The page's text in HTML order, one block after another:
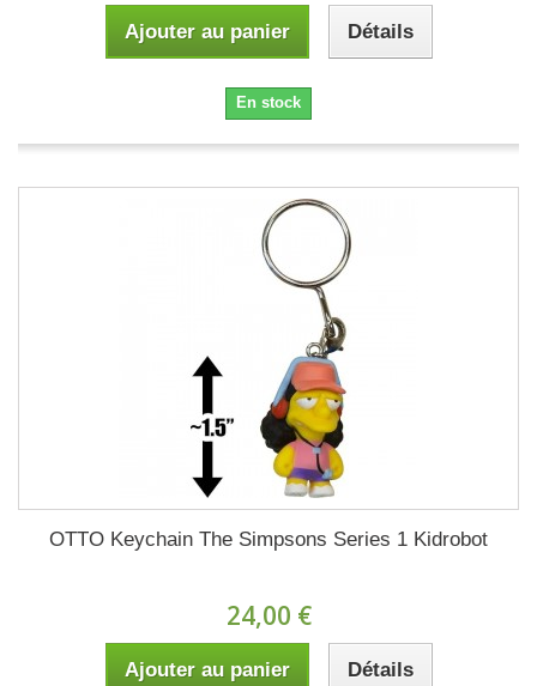
Ajouter au panier Détails
En stock
OTTO Keychain The Simpsons Series 1 Kidrobot
24,00 €
Ajouter au panier Détails